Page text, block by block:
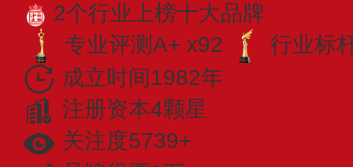
2个行业上榜十大品牌
专业评测A+ x92
行业标
成立时间1982年
注册资本4颗星
关注度5739+